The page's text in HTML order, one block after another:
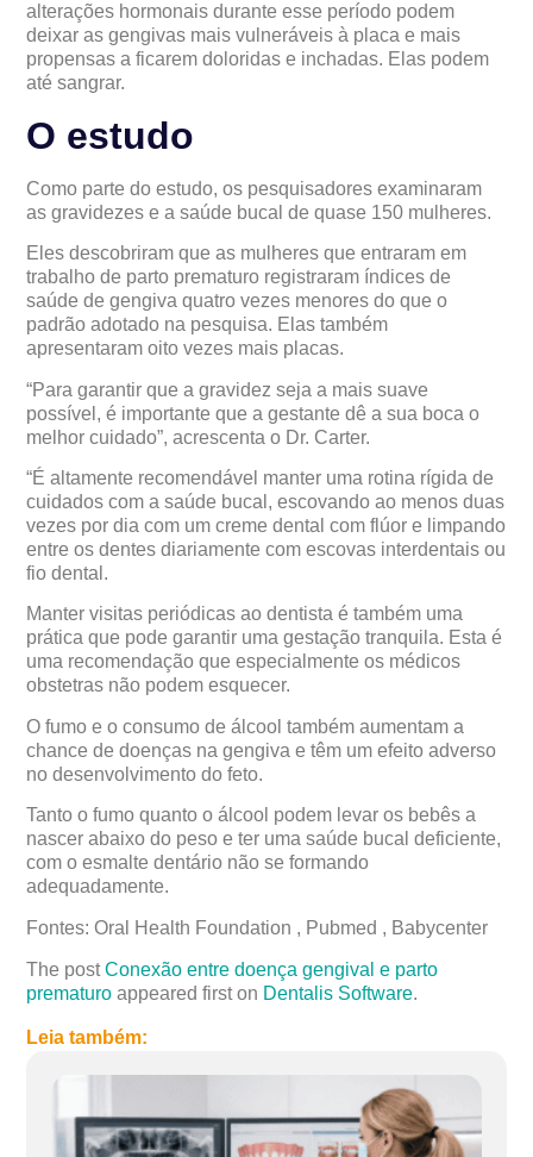
alterações hormonais durante esse período podem
deixar as gengivas mais vulneráveis à placa e mais
propensas a ficarem doloridas e inchadas. Elas podem
até sangrar.
O estudo
Como parte do estudo, os pesquisadores examinaram
as gravidezes e a saúde bucal de quase 150 mulheres.
Eles descobriram que as mulheres que entraram em
trabalho de parto prematuro registraram índices de
saúde de gengiva quatro vezes menores do que o
padrão adotado na pesquisa. Elas também
apresentaram oito vezes mais placas.
“Para garantir que a gravidez seja a mais suave
possível, é importante que a gestante dê a sua boca o
melhor cuidado”, acrescenta o Dr. Carter.
“É altamente recomendável manter uma rotina rígida de
cuidados com a saúde bucal, escovando ao menos duas
vezes por dia com um creme dental com flúor e limpando
entre os dentes diariamente com escovas interdentais ou
fio dental.
Manter visitas periódicas ao dentista é também uma
prática que pode garantir uma gestação tranquila. Esta é
uma recomendação que especialmente os médicos
obstetras não podem esquecer.
O fumo e o consumo de álcool também aumentam a
chance de doenças na gengiva e têm um efeito adverso
no desenvolvimento do feto.
Tanto o fumo quanto o álcool podem levar os bebês a
nascer abaixo do peso e ter uma saúde bucal deficiente,
com o esmalte dentário não se formando
adequadamente.
Fontes: Oral Health Foundation , Pubmed , Babycenter
The postConexão entre doença gengival e parto
prematuro appeared first on Dentalis Software.
Leia também: